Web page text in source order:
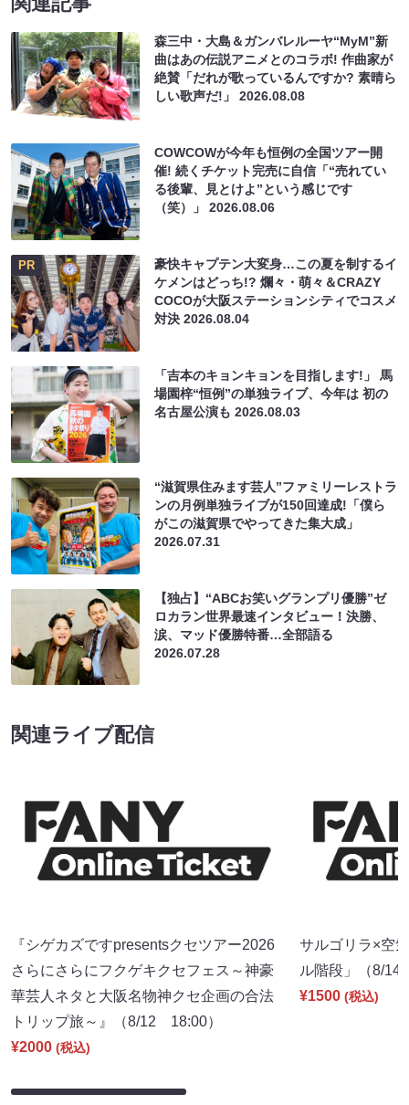
森三中・大島＆ガンバレルーヤ“MyM”新
曲はあの伝説アニメとのコラボ! 作曲家が
絶賛「だれが歌っているんですか? 素晴ら
しい歌声だ!」2026.08.08
COWCOWが今年も恒例の全国ツアー開
催! 続くチケット完売に自信「“売れてい
る後輩、見とけよ”という感じです
（笑）」2026.08.06
PR
豪快キャプテン大変身…この夏を制するイ
ケメンはどっち!? 爛々・萌々＆CRAZY
COCOが大阪ステーションシティでコスメ
対決2026.08.04
「吉本のキョンキョンを目指します!」 馬
場園梓“恒例”の単独ライブ、今年は 初の
名古屋公演も2026.08.03
“滋賀県住みます芸人”ファミリーレストラ
ンの月例単独ライブが150回達成!「僕ら
がこの滋賀県でやってきた集大成」
2026.07.31
【独占】“ABCお笑いグランプリ優勝”ゼ
ロカラン世界最速インタビュー！決勝、
涙、マッド優勝特番…全部語る
2026.07.28
関連ライブ配信
『シゲカズですpresentsクセツアー2026
さらにさらにフクゲキクセフェス～神豪
華芸人ネタと大阪名物神クセ企画の合法
トリップ旅～』（8/12 18:00）
¥2000 (税込)
サルゴリラ×空
ル階段」（8/
¥1500 (税込)